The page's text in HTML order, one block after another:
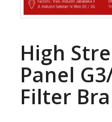
High
Panel
Filter